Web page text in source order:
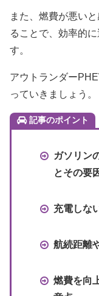
また、燃費が悪い
ることで、効率的
す。
アウトランダー
っていきましょう。
記事のポイント
ガソリン
とその要
充電しな
航続距離
燃費を向